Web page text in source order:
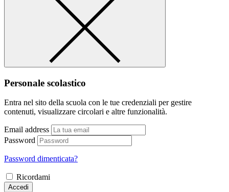
Personale scolastico
Entra nel sito della scuola con le tue credenziali per gestire
contenuti, visualizzare circolari e altre funzionalità.
Email address
Password
Password dimenticata?
Ricordami
Accedi